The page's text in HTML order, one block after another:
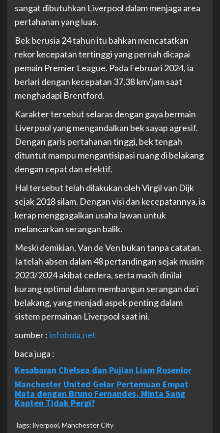
sangat dibutuhkan Liverpool dalam menjaga area
pertahanan yang luas.
Bek berusia 24 tahun itu bahkan mencatatkan
rekor kecepatan tertinggi yang pernah dicapai
pemain Premier League. Pada Februari 2024, ia
berlari dengan kecepatan 37,38 km/jam saat
menghadapi Brentford.
Karakter tersebut selaras dengan gaya bermain
Liverpool yang mengandalkan bek sayap agresif.
Dengan garis pertahanan tinggi, bek tengah
dituntut mampu mengantisipasi ruang di belakang
dengan cepat dan efektif.
Hal tersebut telah dilakukan oleh Virgil van Dijk
sejak 2018 silam. Dengan visi dan kecepatannya, ia
kerap menggagalkan usaha lawan untuk
melancarkan serangan balik.
Meski demikian, Van de Ven bukan tanpa catatan.
Ia telah absen dalam 48 pertandingan sejak musim
2023/2024 akibat cedera, serta masih dinilai
kurang optimal dalam membangun serangan dari
belakang, yang menjadi aspek penting dalam
sistem permainan Liverpool saat ini.
sumber :infobola.net
baca juga :
Kesabaran Chelsea dan Pujian Liam Rosenior
Manchester United Gelar Pertemuan Empat
Mata dengan Bruno Fernandes, Minta Sang
Kapten Tidak Pergi?
Tags: liverpool, Manchester City